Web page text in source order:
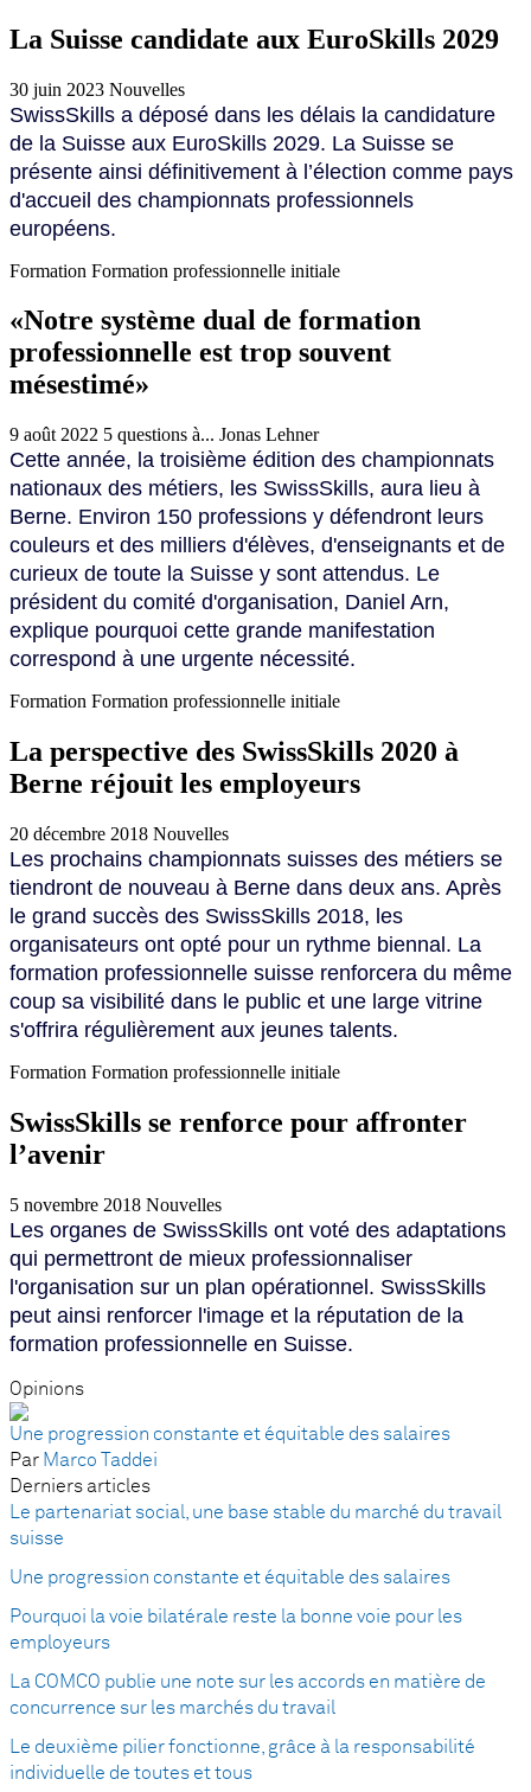
La Suisse candidate aux EuroSkills 2029
30 juin 2023 Nouvelles
SwissSkills a déposé dans les délais la candidature
de la Suisse aux EuroSkills 2029. La Suisse se
présente ainsi définitivement à l’élection comme pays
d'accueil des championnats professionnels
européens.
Formation Formation professionnelle initiale
«Notre système dual de formation
professionnelle est trop souvent
mésestimé»
9 août 2022 5 questions à... Jonas Lehner
Cette année, la troisième édition des championnats
nationaux des métiers, les SwissSkills, aura lieu à
Berne. Environ 150 professions y défendront leurs
couleurs et des milliers d'élèves, d'enseignants et de
curieux de toute la Suisse y sont attendus. Le
président du comité d'organisation, Daniel Arn,
explique pourquoi cette grande manifestation
correspond à une urgente nécessité.
Formation Formation professionnelle initiale
La perspective des SwissSkills 2020 à
Berne réjouit les employeurs
20 décembre 2018 Nouvelles
Les prochains championnats suisses des métiers se
tiendront de nouveau à Berne dans deux ans. Après
le grand succès des SwissSkills 2018, les
organisateurs ont opté pour un rythme biennal. La
formation professionnelle suisse renforcera du même
coup sa visibilité dans le public et une large vitrine
s'offrira régulièrement aux jeunes talents.
Formation Formation professionnelle initiale
SwissSkills se renforce pour affronter
l’avenir
5 novembre 2018 Nouvelles
Les organes de SwissSkills ont voté des adaptations
qui permettront de mieux professionnaliser
l'organisation sur un plan opérationnel. SwissSkills
peut ainsi renforcer l'image et la réputation de la
formation professionnelle en Suisse.
Opinions
Une progression constante et équitable des salaires
Par Marco Taddei
Derniers articles
Le partenariat social, une base stable du marché du travail
suisse
Une progression constante et équitable des salaires
Pourquoi la voie bilatérale reste la bonne voie pour les
employeurs
La COMCO publie une note sur les accords en matière de
concurrence sur les marchés du travail
Le deuxième pilier fonctionne, grâce à la responsabilité
individuelle de toutes et tous